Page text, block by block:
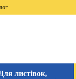
Для листівок,